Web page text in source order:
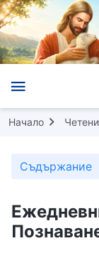
Начало
Съдържание